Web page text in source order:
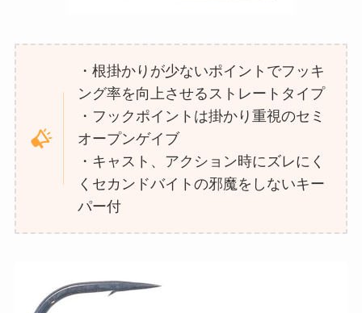
・根掛かりが少ないポイントでフッキ
ング率を向上させるストレートタイプ
・フックポイントは掛かり重視のセミ
オープンゲイブ
・キャスト、アクション時にズレにく
くセカンドバイトの邪魔をしないキー
パー付